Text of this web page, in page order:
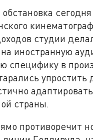
сегодня
студии
иностранную
специфику в
упростить
страны.
противоречит